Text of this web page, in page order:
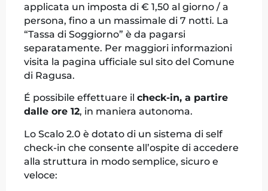
applicata un imposta di € 1,50 al giorno / a
persona, fino a un massimale di 7 notti. La
“Tassa di Soggiorno” è da pagarsi
separatamente. Per maggiori informazioni
visita la pagina ufficiale sul sito del Comune
di Ragusa.
É possibile effettuare il check-in, a partire
dalle ore 12, in maniera autonoma.
Lo Scalo 2.0 è dotato di un sistema di self
check-in che consente all’ospite di accedere
alla struttura in modo semplice, sicuro e
veloce: